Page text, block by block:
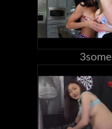
3some